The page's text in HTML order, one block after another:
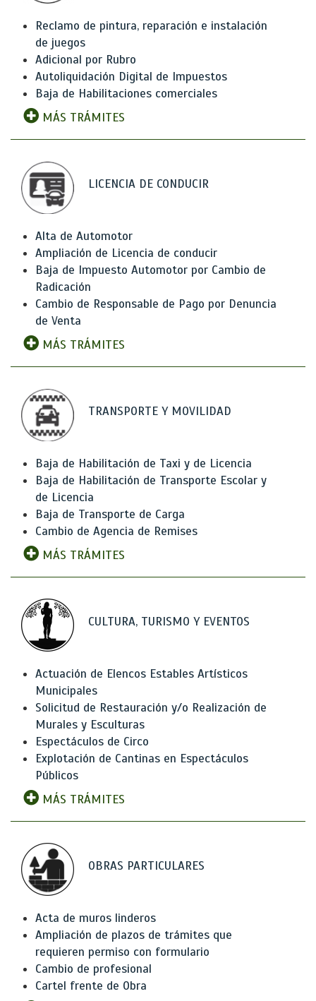
Reclamo de pintura, reparación e instalación
de juegos
Adicional por Rubro
Autoliquidación Digital de Impuestos
Baja de Habilitaciones comerciales
MÁS TRÁMITES
LICENCIA DE CONDUCIR
Alta de Automotor
Ampliación de Licencia de conducir
Baja de Impuesto Automotor por Cambio de
Radicación
Cambio de Responsable de Pago por Denuncia
de Venta
MÁS TRÁMITES
TRANSPORTE Y MOVILIDAD
Baja de Habilitación de Taxi y de Licencia
Baja de Habilitación de Transporte Escolar y
de Licencia
Baja de Transporte de Carga
Cambio de Agencia de Remises
MÁS TRÁMITES
CULTURA, TURISMO Y EVENTOS
Actuación de Elencos Estables Artísticos
Municipales
Solicitud de Restauración y/o Realización de
Murales y Esculturas
Espectáculos de Circo
Explotación de Cantinas en Espectáculos
Públicos
MÁS TRÁMITES
OBRAS PARTICULARES
Acta de muros linderos
Ampliación de plazos de trámites que
requieren permiso con formulario
Cambio de profesional
Cartel frente de Obra